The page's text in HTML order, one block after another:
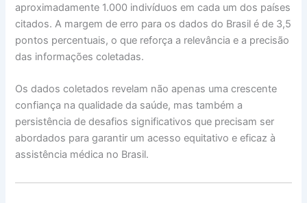
aproximadamente 1.000 indivíduos em cada um dos países
citados. A margem de erro para os dados do Brasil é de 3,5
pontos percentuais, o que reforça a relevância e a precisão
das informações coletadas.
Os dados coletados revelam não apenas uma crescente
confiança na qualidade da saúde, mas também a
persistência de desafios significativos que precisam ser
abordados para garantir um acesso equitativo e eficaz à
assistência médica no Brasil.